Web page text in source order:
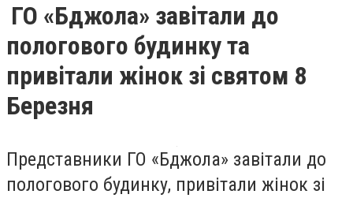
ГО «Бджола» завітали до
пологового будинку та
привітали жінок зі святом 8
Березня
Представники ГО «Бджола» завітали до
пологового будинку, привітали жінок зі